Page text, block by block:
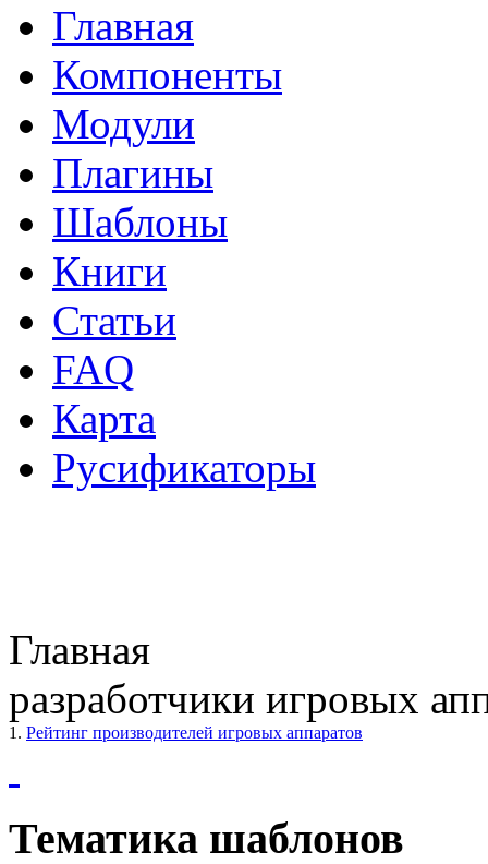
Главная
Компоненты
Модули
Плагины
Шаблоны
Книги
Статьи
FAQ
Карта
Русификаторы
Главная
разработчики игровых
1. Рейтинг производителей игровых аппаратов
Тематика шаблонов